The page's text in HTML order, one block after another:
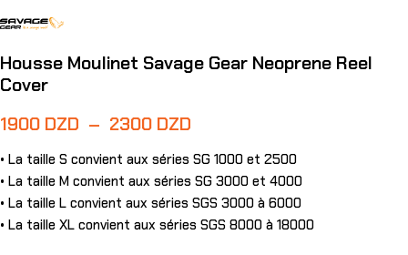
Housse Moulinet Savage Gear Neoprene Reel
Cover
1900 DZD – 2300 DZD
• La taille S convient aux séries SG 1000 et 2500
• La taille M convient aux séries SG 3000 et 4000
• La taille L convient aux séries SGS 3000 à 6000
• La taille XL convient aux séries SGS 8000 à 18000